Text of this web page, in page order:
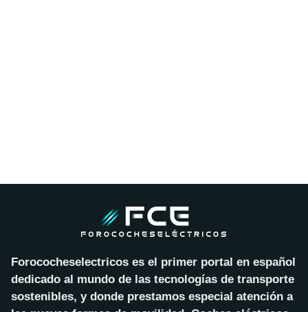
Forococheselectricos es el primer portal en español
dedicado al mundo de las tecnologías de transporte
sostenibles, y donde prestamos especial atención a